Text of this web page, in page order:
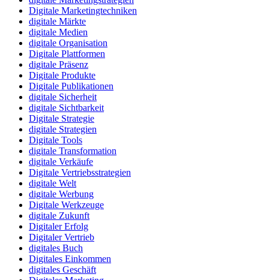
Digitale Marketingtechniken
digitale Märkte
digitale Medien
digitale Organisation
Digitale Plattformen
digitale Präsenz
Digitale Produkte
Digitale Publikationen
digitale Sicherheit
digitale Sichtbarkeit
Digitale Strategie
digitale Strategien
Digitale Tools
digitale Transformation
digitale Verkäufe
Digitale Vertriebsstrategien
digitale Welt
digitale Werbung
Digitale Werkzeuge
digitale Zukunft
Digitaler Erfolg
Digitaler Vertrieb
digitales Buch
Digitales Einkommen
digitales Geschäft